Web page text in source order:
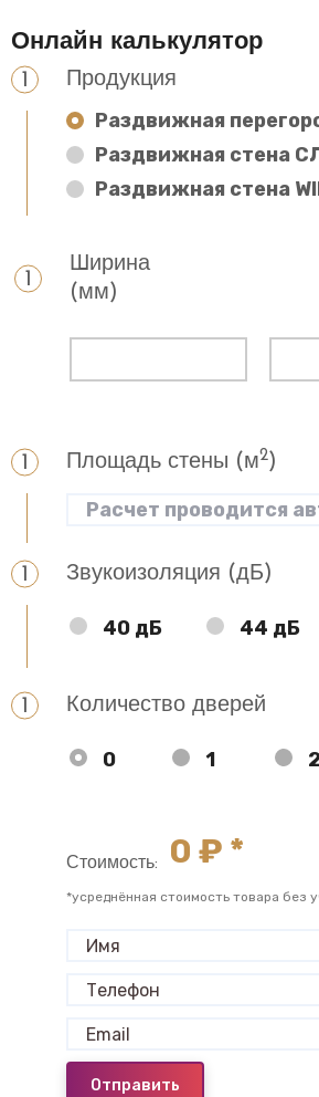
Онлайн калькулятор
Продукция
Раздвижная
Раздвижная стена
Раздвижная стена
Ширина
(мм)
Площадь стены (м2)
Звукоизоляция (дБ)
40 дБ 44 дБ
Количество дверей
0 1 2
Стоимость: 0 ₽ *
*усреднённая стоимость товара без
Отправить